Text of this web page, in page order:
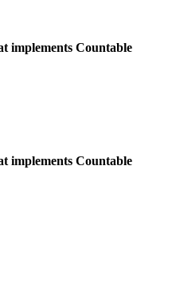
implements Countable
implements Countable